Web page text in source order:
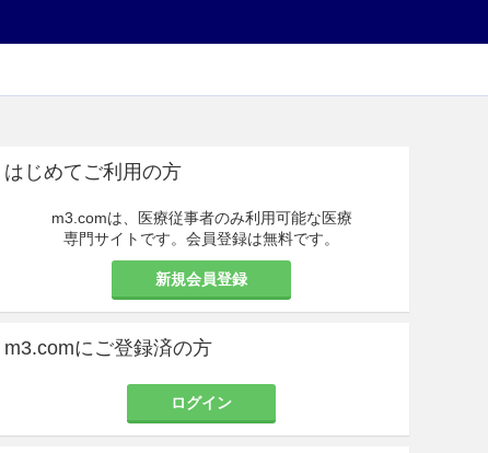
はじめてご利用の方
m3.comは、医療従事者のみ利用可能な医療
専門サイトです。会員登録は無料です。
新規会員登録
m3.comにご登録済の方
ログイン